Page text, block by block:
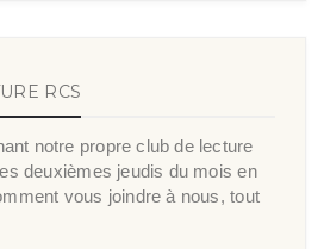
RCS
notre propre club de lecture
deuxièmes jeudis du mois en
vous joindre à nous, tout